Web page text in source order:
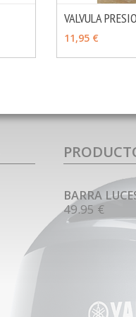
VALVULA
11,95 €
BARRA
49.95 €